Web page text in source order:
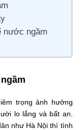
nước ngầm
trọng ảnh hưởng
lo lắng và bất an.
như Hà Nội thì tình